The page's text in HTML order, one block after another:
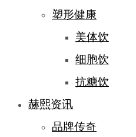
塑形健康
美体饮
细胞饮
抗糖饮
赫熙资讯
品牌传奇